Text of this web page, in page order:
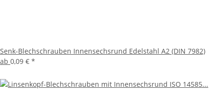
Senk-Blechschrauben Innensechsrund Edelstahl A2 (DIN 7982)
ab 0,09 € *